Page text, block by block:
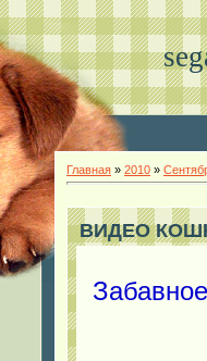
Главная » 2010 »
ВИДЕО